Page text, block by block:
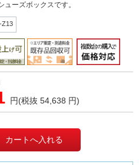
ーズボックスです。
Z13
円(税抜 54,638 円)